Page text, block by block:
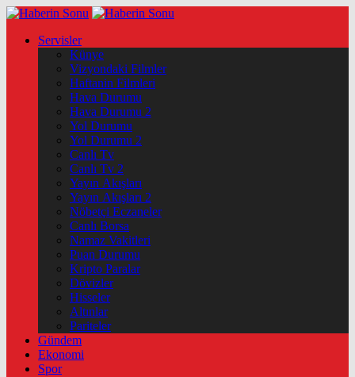
Servisler
Künye
Vizyondaki Filmler
Haftanin Filmleri
Hava Durumu
Hava Durumu 2
Yol Durumu
Yol Durumu 2
Canlı Tv
Canlı Tv 2
Yayın Akışları
Yayın Akışları 2
Nöbetçi Eczaneler
Canlı Borsa
Namaz Vakitleri
Puan Durumu
Kripto Paralar
Dövizler
Hisseler
Altınlar
Pariteler
Gündem
Ekonomi
Spor